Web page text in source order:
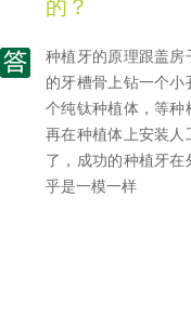
的？
种植牙的原理跟盖房
的牙槽骨上钻一个
个纯钛种植体，等种
再在种植体上安装人
了，成功的种植牙
乎是一模一样